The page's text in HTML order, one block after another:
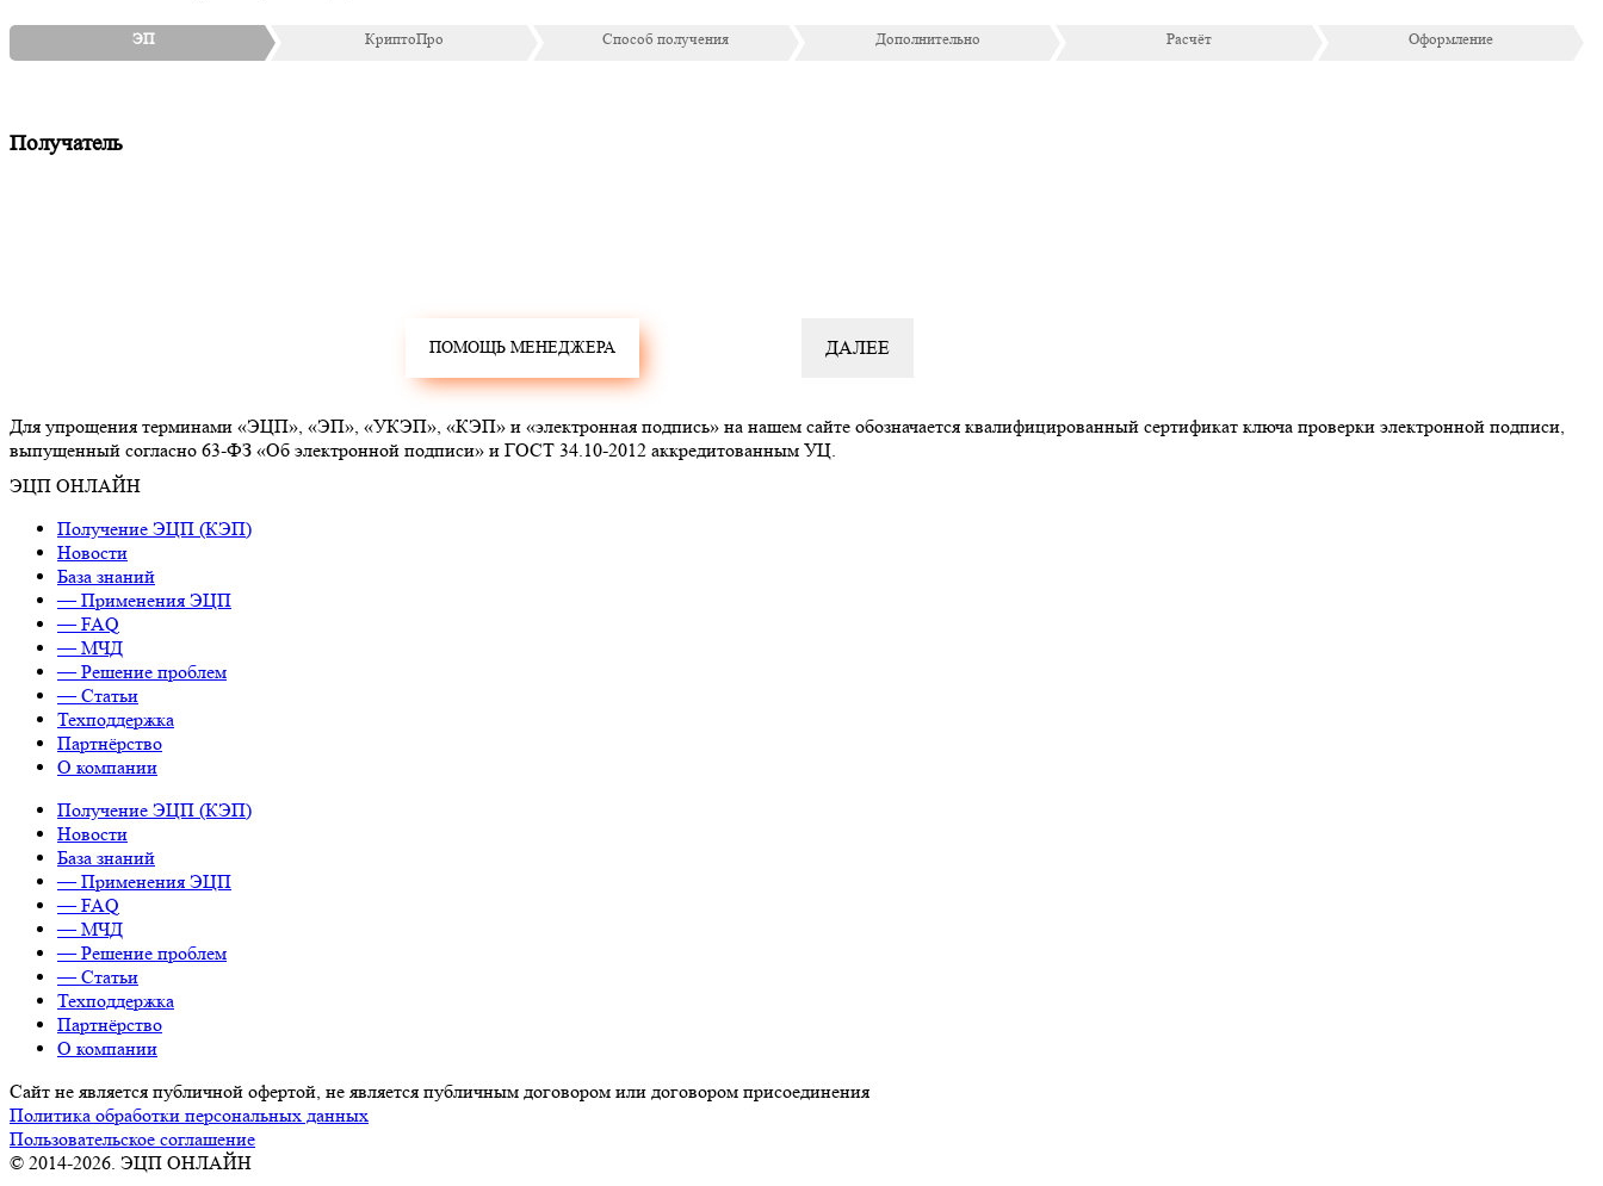
ЭП КриптоПро Способ получения Дополнительно Расчёт Оформление
Получатель
Для упрощения терминами «ЭЦП», «ЭП», «УКЭП», «КЭП» и «электронная подпись» на нашем сайте обозначается квалифицированный сертификат ключа проверки электронной подписи,
выпущенный согласно 63-ФЗ «Об электронной подписи» и ГОСТ 34.10-2012 аккредитованным УЦ.
ЭЦП ОНЛАЙН
Получение ЭЦП (КЭП)
Новости
База знаний
— Применения ЭЦП
— FAQ
— МЧД
— Решение проблем
— Статьи
Техподдержка
Партнёрство
О компании
Получение ЭЦП (КЭП)
Новости
База знаний
— Применения ЭЦП
— FAQ
— МЧД
— Решение проблем
— Статьи
Техподдержка
Партнёрство
О компании
Сайт не является публичной офертой, не является публичным договором или договором присоединения
Политика обработки персональных данных
Пользовательское соглашение
© 2014-2026. ЭЦП ОНЛАЙН